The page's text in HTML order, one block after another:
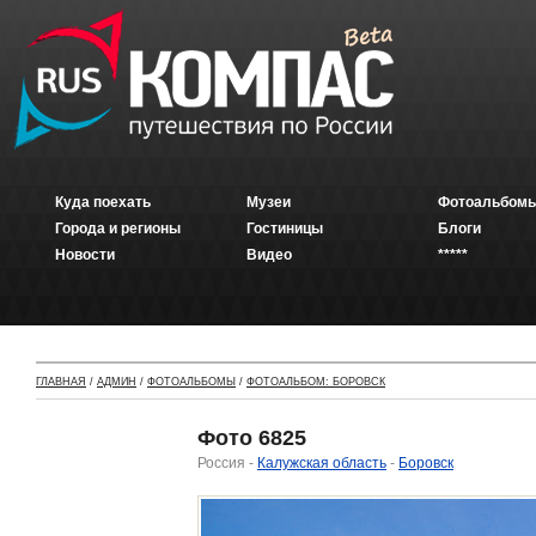
Куда поехать
Города и регионы
Новости
Музеи
Гостиницы
Видео
Блоги
*****
ГЛАВНАЯ / АДМИН / ФОТОАЛЬБОМЫ / ФОТОАЛЬБОМ: БОРОВСК
Фото 6825
Россия - Калужская область - Боровск